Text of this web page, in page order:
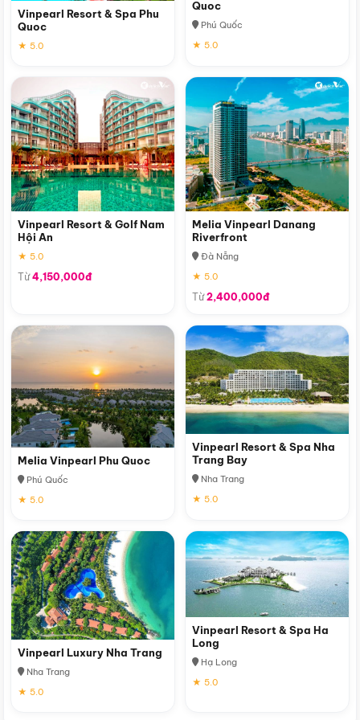
Vinpearl Resort & Spa Phu
Quoc
★ 5.0
Quoc
Phú Quốc
★ 5.0
Vinpearl Resort & Golf Nam
Hội An
★ 5.0
Từ4,150,000đ
Melia Vinpearl Danang
Riverfront
Đà Nẵng
★ 5.0
Từ2,400,000đ
Melia Vinpearl Phu Quoc
Phú Quốc
★ 5.0
Vinpearl Resort & Spa Nha
Trang Bay
Nha Trang
★ 5.0
Vinpearl Luxury Nha Trang
Nha Trang
★ 5.0
Vinpearl Resort & Spa Ha
Long
Hạ Long
★ 5.0